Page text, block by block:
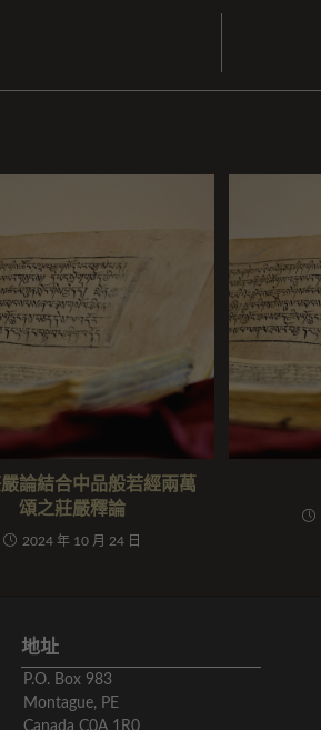
論結合中品般若經兩萬
頌之莊嚴釋論
2024 年 10 月 24 日
地址
P.O. Box 983
Montague, PE
Canada C0A 1R0